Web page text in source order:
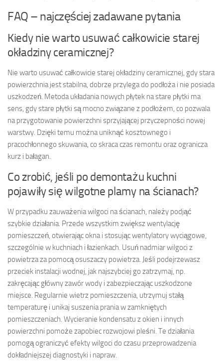
FAQ – najczęściej zadawane pytania
Kiedy nie warto usuwać całkowicie starej
okładziny ceramicznej?
Nie warto usuwać całkowicie starej okładziny ceramicznej, gdy stara
powierzchnia jest stabilna, dobrze przylega do podłoża i nie posiada
uszkodzeń. Metoda układania nowych płytek na stare płytki ma
sens, gdy stare płytki są mocno związane z podłożem, co pozwala
na przygotowanie powierzchni sprzyjającej przyczepności nowej
warstwy. Dzięki temu można uniknąć kosztownego i
pracochłonnego skuwania, co skraca czas remontu oraz ogranicza
kurz i bałagan.
Co zrobić, jeśli po demontażu kuchni
pojawiły się wilgotne plamy na ścianach?
W przypadku zauważenia wilgoci na ścianach, należy podjąć
szybkie działania. Przede wszystkim zwiększ wentylację
pomieszczeń, otwierając okna i stosując wentylatory wyciągowe,
szczególnie w kuchniach i łazienkach. Usuń nadmiar wilgoci z
powietrza za pomocą osuszaczy powietrza. Jeśli podejrzewasz
przeciek instalacji wodnej, jak najszybciej go zatrzymaj, np.
zakręcając główny zawór wody i zabezpieczając uszkodzone
miejsce. Regularnie wietrz pomieszczenia, utrzymuj stałą
temperaturę i unikaj suszenia prania w zamkniętych
pomieszczeniach. Wycieranie kondensatu z okien i innych
powierzchni pomoże zapobiec rozwojowi pleśni. Te działania
pomogą ograniczyć efekty wilgoci do czasu przeprowadzenia
dokładniejszej diagnostyki i napraw.